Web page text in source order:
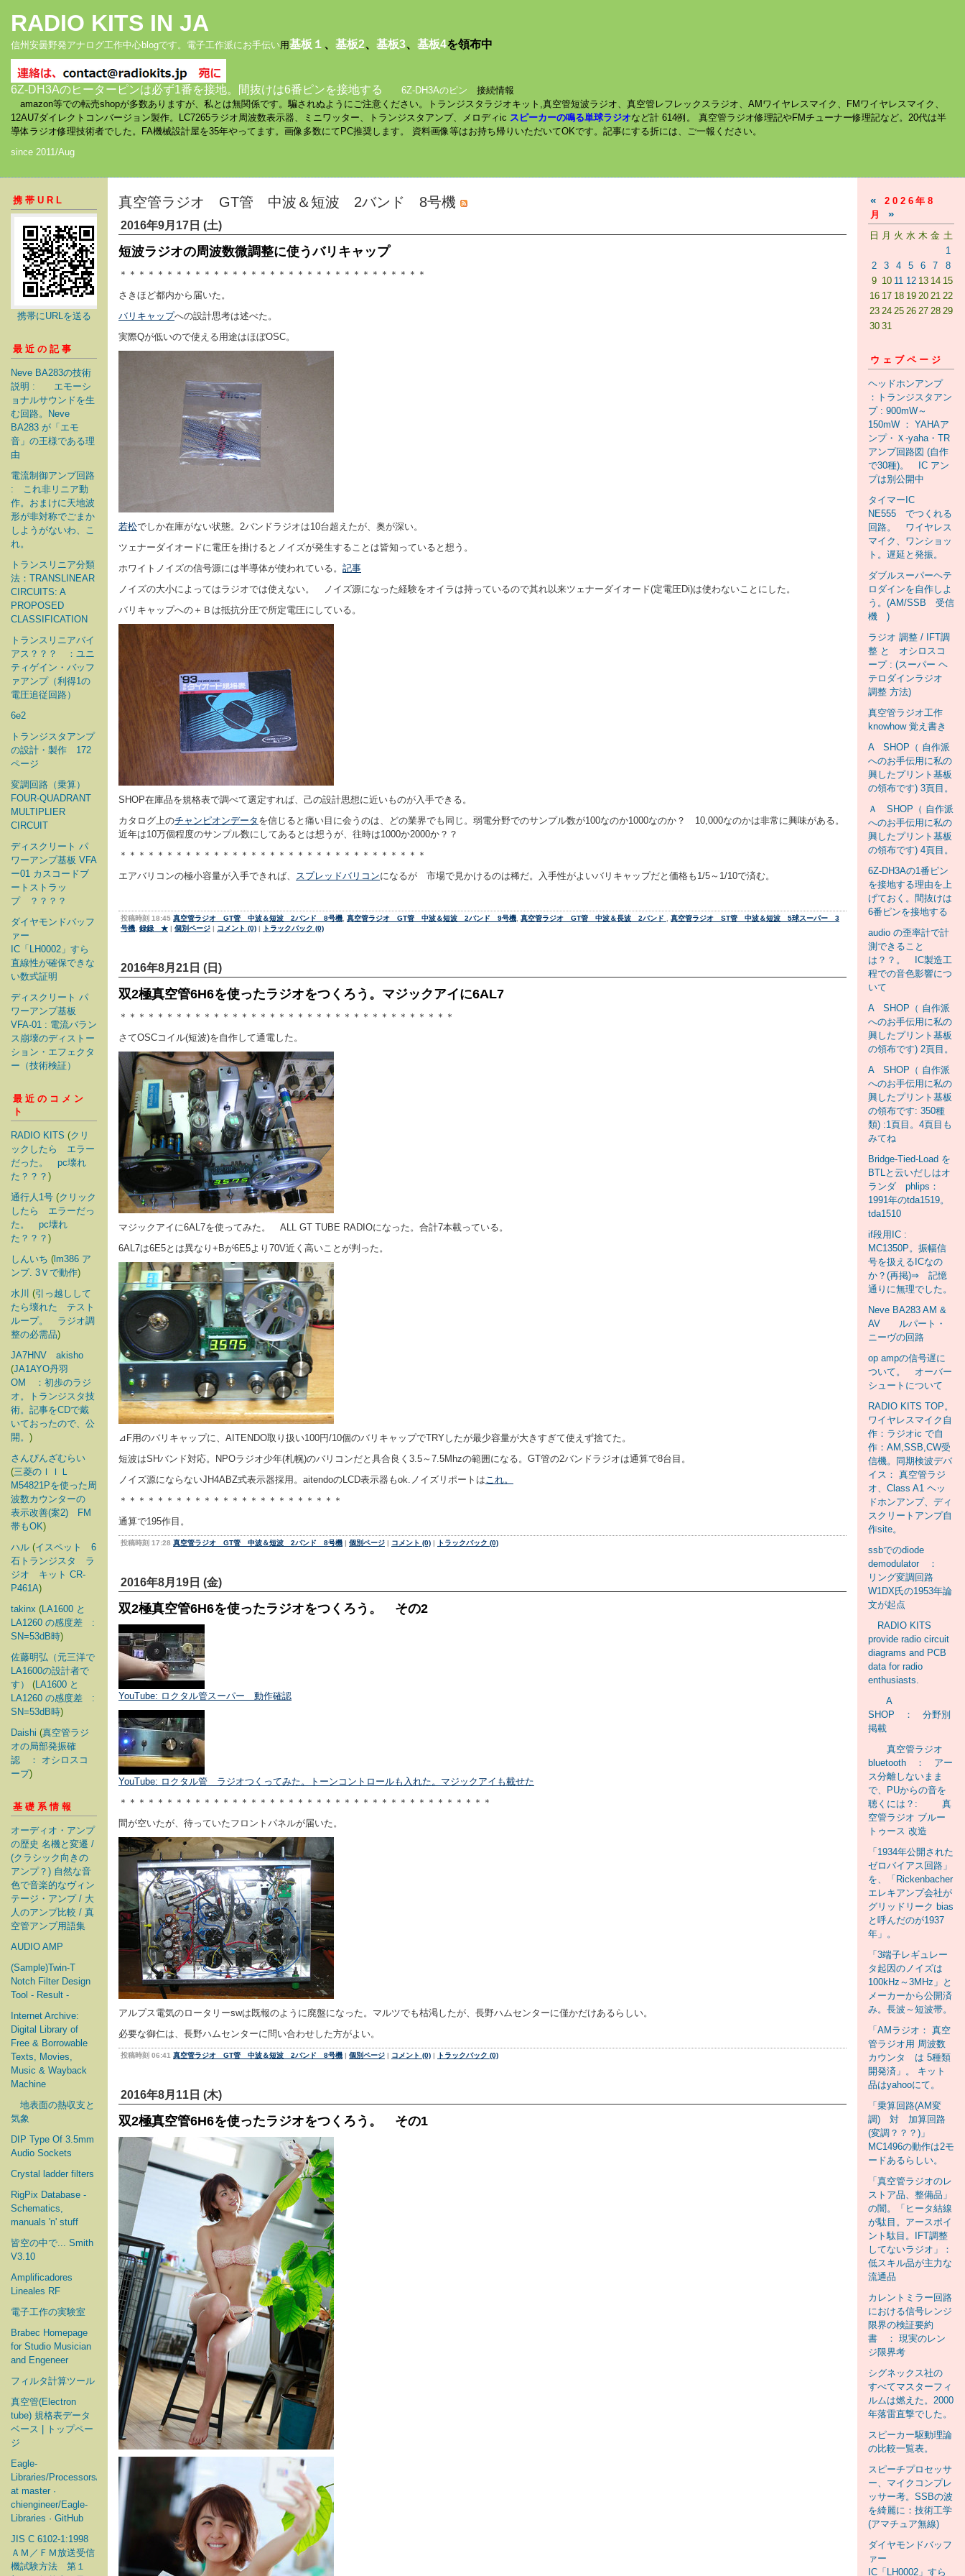
RADIO KITS IN JA
信州安曇野発アナログ工作中心blogです。電子工作派にお手伝い用基板１ 、 基板2、 基板3、 基板4を領布中
6Z-DH3Aのヒーターピンは必ず1番を接地。間抜けは6番ピンを接地する 6Z-DH3Aのピン 接続情報
amazon等での転売shopが多数ありますが、私とは無関係です。騙されぬようにご注意ください。トランジスタラジオキット,真空管短波ラジオ、真空管レフレックスラジオ、AMワイヤレスマイク、FMワイヤレスマイク、
12AU7ダイレクトコンバージョン製作。LC7265ラジオ周波数表示器、ミニワッター、トランジスタアンプ、メロディic スピーカーの鳴る単球ラジオなど計 614例。 真空管ラジオ修理記やFMチューナー修理記など。20代は半
導体ラジオ修理技術者でした。FA機械設計屋を35年やってます。画像多数にてPC推奨します。 資料画像等はお持ち帰りいただいてOKです。記事にする折には、ご一報ください。
since 2011/Aug
携帯URL
携帯にURLを送る
最近の記事
Neve BA283の技術
説明 : エモーシ
ョナルサウンドを生
む回路。Neve
BA283 が「エモ
音」の王様である理
由
電流制御アンプ回路
: これ非リニア動
作。おまけに天地波
形が非対称でごまか
しようがないわ、こ
れ。
トランスリニア分類
法：TRANSLINEAR
CIRCUITS: A
PROPOSED
CLASSIFICATION
トランスリニアバイ
アス？？？ ：ユニ
ティゲイン・バッフ
ァアンプ（利得1の
電圧追従回路）
6e2
トランジスタアンプ
の設計・製作 172
ページ
変調回路（乗算）
FOUR-QUADRANT
MULTIPLIER
CIRCUIT
ディスクリート パ
ワーアンプ基板 VFA
ー01 カスコードブ
ートストラッ
プ ？？？？
ダイヤモンドバッフ
ァー
IC「LH0002」すら
直線性が確保できな
い数式証明
ディスクリート パ
ワーアンプ基板
VFA-01 : 電流バラン
ス崩壊のディストー
ション・エフェクタ
ー（技術検証）
最近のコメン
ト
RADIO KITS (クリ
ックしたら エラー
だった。 pc壊れ
た？？？ )
通行人1号 (クリック
したら エラーだっ
た。 pc壊れ
た？？？ )
しんいち ( lm386 ア
ンプ. 3Ｖで動作)
水川 (引っ越しして
たら壊れた テスト
ループ。 ラジオ調
整の必需品)
JA7HNV akisho
(JA1AYO丹羽
OM ：初歩のラジ
オ。トランジスタ技
術。記事をCDで戴
いておったので、公
開。 )
さんぴんざむらい
(三菱のＩＩＬ
M54821Pを使った周
波数カウンターの
表示改善(案2) FM
帯もOK)
ハル (イスペット 6
石トランジスタ ラ
ジオ キット CR-
P461A)
takinx (LA1600 と
LA1260 の感度差 :
SN=53dB時)
佐藤明弘（元三洋で
LA1600の設計者で
す）
(LA1600 と
LA1260 の感度差 :
SN=53dB時)
Daishi (真空管ラジ
オの局部発振確
認 ： オシロスコ
ープ)
基礎系情報
オーディオ・アンプ
の歴史 名機と変遷 /
(クラシック向きの
アンプ？) 自然な音
色で音楽的なヴィン
テージ・アンプ / 大
人のアンプ比較 / 真
空管アンプ用語集
AUDIO AMP
(Sample)Twin-T
Notch Filter Design
Tool - Result -
Internet Archive:
Digital Library of
Free & Borrowable
Texts, Movies,
Music & Wayback
Machine
地表面の熱収支と
気象
DIP Type Of 3.5mm
Audio Sockets
Crystal ladder filters
RigPix Database -
Schematics,
manuals 'n' stuff
皆空の中で... Smith
V3.10
Amplificadores
Lineales RF
電子工作の実験室
Brabec Homepage
for Studio Musician
and Engeneer
フィルタ計算ツール
真空管(Electron
tube) 規格表データ
ベース | トップペー
ジ
Eagle-
Libraries/Processors/Microchip
at master ·
chiengineer/Eagle-
Libraries · GitHub
JIS C 6102-1:1998
ＡＭ／ＦＭ放送受信
機試験方法 第１
真空管ラジオ GT管 中波＆短波 2バンド 8号機
2016年9月17日 (土)
短波ラジオの周波数微調整に使うバリキャップ
＊＊＊＊＊＊＊＊＊＊＊＊＊＊＊＊＊＊＊＊＊＊＊＊＊＊＊＊＊＊＊＊＊
さきほど都内から届いた。
バリキャップへの設計思考は述べた。
実際Qが低いので使える用途はほぼOSC。
若松でしか在庫がない状態。2バンドラジオは10台超えたが、奥が深い。
ツェナーダイオードに電圧を掛けるとノイズが発生することは皆知っていると想う。
ホワイトノイズの信号源には半導体が使われている。 記事
ノイズの大小によってはラジオでは使えない。 ノイズ源になった経験をオイラは持っているので其れ以来ツェナーダイオード(定電圧Di)は使わないことにした。
バリキャップへの＋Ｂは抵抗分圧で所定電圧にしている。
SHOP在庫品を規格表で調べて選定すれば、己の設計思想に近いものが入手できる。
カタログ上のチャンピオンデータ を信じると痛い目に会うのは、どの業界でも同じ。弱電分野でのサンプル数が100なのか1000なのか？ 10,000なのかは非常に興味がある。
近年は10万個程度のサンプル数にしてあるとは想うが、往時は1000か2000か？？
＊＊＊＊＊＊＊＊＊＊＊＊＊＊＊＊＊＊＊＊＊＊＊＊＊＊＊＊＊＊＊＊＊
エアバリコンの極小容量が入手できれば、 スプレッドバリコンになるが 市場で見かけるのは稀だ。入手性がよいバリキャップだと価格も1/5～1/10で済む。
投稿時刻 18:45 真空管ラジオ GT管 中波＆短波 2バンド 8号機 真空管ラジオ GT管 中波＆短波 2バンド 9号機 真空管ラジオ GT管 中波＆長波 2バンド
真空管ラジオ ST管 中波＆短波 5球スーパー 3
号機 録録 ★ | 個別ページ | コメント (0) | トラックバック (0)
2016年8月21日 (日)
双2極真空管6H6を使ったラジオをつくろう。マジックアイに6AL7
＊＊＊＊＊＊＊＊＊＊＊＊＊＊＊＊＊＊＊＊＊＊＊＊＊＊＊＊＊＊＊＊＊＊＊＊
さてOSCコイル(短波)を自作して通電した。
マジックアイに6AL7を使ってみた。 ALL GT TUBE RADIOになった。合計7本載っている。
6AL7は6E5とは異なり+Bが6E5より70V近く高いことが判った。
⊿F用のバリキャップに、AITENDO取り扱い100円/10個のバリキャップでTRYしたが最少容量が大きすぎて使えず捨てた。
短波はSHバンド対応。NPOラジオ少年(札幌)のバリコンだと具合良く3.5～7.5Mhzの範囲になる。GT管の2バンドラジオは通算で8台目。
ノイズ源にならないJH4ABZ式表示器採用。aitendoのLCD表示器もok.ノイズリポートはこれ。
＊＊＊＊＊＊＊＊＊＊＊＊＊＊＊＊＊＊＊＊＊＊＊＊
通算で195作目。
投稿時刻 17:28 真空管ラジオ GT管 中波＆短波 2バンド 8号機 | 個別ページ | コメント (0) | トラックバック (0)
2016年8月19日 (金)
双2極真空管6H6を使ったラジオをつくろう。 その2
YouTube: ロクタル管スーパー 動作確認
YouTube: ロクタル管 ラジオつくってみた。トーンコントロールも入れた。マジックアイも載せた
＊＊＊＊＊＊＊＊＊＊＊＊＊＊＊＊＊＊＊＊＊＊＊＊＊＊＊＊＊＊＊＊＊＊＊＊＊＊＊＊
間が空いたが、待っていたフロントパネルが届いた。
アルプス電気のロータリーswは既報のように廃盤になった。マルツでも枯渇したが、長野ハムセンターに僅かだけあるらしい。
必要な御仁は、長野ハムセンターに問い合わせした方がよい。
投稿時刻 06:41 真空管ラジオ GT管 中波＆短波 2バンド 8号機 | 個別ページ | コメント (0) | トラックバック (0)
2016年8月11日 (木)
双2極真空管6H6を使ったラジオをつくろう。 その1
« 2026年8
月
»
日 月 火 水 木 金 土
1
2
3 4 5 6 7
8
9 10 11 12 13 14 15
16 17 18 19 20 21 22
23 24 25 26 27 28 29
30 31
ウェブページ
ヘッドホンアンプ
：トランジスタアン
プ : 900mW～
150mW ： YAHAア
ンプ・Ｘ-yaha・TR
アンプ回路図 (自作
で30種)。 IC アン
プは別公開中
タイマーIC
NE555 でつくれる
回路。 ワイヤレス
マイク、ワンショッ
ト。遅延と発振。
ダブルスーパーヘテ
ロダインを自作しよ
う。(AM/SSB 受信
機 )
ラジオ 調整 / IFT調
整 と オシロスコ
ープ : (スーパー ヘ
テロダインラジオ
調整 方法)
真空管ラジオ工作
knowhow 覚え書き
A SHOP（ 自作派
へのお手伝用に私の
興したプリント基板
の領布です) 3頁目。
Ａ SHOP（ 自作派
へのお手伝用に私の
興したプリント基板
の領布です) 4頁目。
6Z-DH3Aの1番ピン
を接地する理由を上
げておく。間抜けは
6番ピンを接地する
audio の歪率計で計
測できること
は？？。 IC製造工
程での音色影響につ
いて
A SHOP（ 自作派
へのお手伝用に私の
興したプリント基板
の領布です) 2頁目。
A SHOP（ 自作派
へのお手伝用に私の
興したプリント基板
の領布です: 350種
類) :1頁目。4頁目も
みてね
Bridge-Tied-Load を
BTLと云いだしはオ
ランダ phlips：
1991年のtda1519。
tda1510
if段用IC :
MC1350P。振幅信
号を扱えるICなの
か？(再掲)⇒ 記憶
通りに無理でした。
Neve BA283 AM &
AV ルパート・
ニーヴの回路
op ampの信号遅に
ついて。 オーバー
シュートについて
RADIO KITS TOP。
ワイヤレスマイク自
作：ラジオic で自
作：AM,SSB,CW受
信機。同期検波デバ
イス： 真空管ラジ
オ、Class A1 ヘッ
ドホンアンプ、ディ
スクリートアンプ自
作site。
ssbでのdiode
demodulator ：
リング変調回路
W1DX氏の1953年論
文が起点
RADIO KITS
provide radio circuit
diagrams and PCB
data for radio
enthusiasts.
A
SHOP ： 分野別
掲載
真空管ラジオ
bluetooth ： アー
ス分離しないまま
で、PUからの音を
聴くには？: 真
空管ラジオ ブルー
トゥース 改造
「1934年公開された
ゼロバイアス回路」
を、「Rickenbacher
エレキアンプ会社が
グリッドリーク bias
と呼んだのが1937
年」。
「3端子レギュレー
タ起因のノイズは
100kHz～3MHz」と
メーカーから公開済
み。長波～短波帯。
「AMラジオ： 真空
管ラジオ用 周波数
カウンタ は 5種類
開発済」。 キット
品はyahooにて。
「乗算回路(AM変
調) 対 加算回路
(変調？？？)」
MC1496の動作は2モ
ードあるらしい。
「真空管ラジオのレ
ストア品、整備品」
の闇。「ヒータ結線
が駄目。アースポイ
ント駄目。IFT調整
してないラジオ」：
低スキル品が主力な
流通品
カレントミラー回路
における信号レンジ
限界の検証要約
書 ： 現実のレン
ジ限界考
シグネックス社の
すべてマスターフィ
ルムは燃えた。2000
年落雷直撃でした。
スピーカー駆動理論
の比較一覧表。
スピーチプロセッサ
ー、マイクコンプレ
ッサー考。SSBの波
を綺麗に：技術工学
(アマチュア無線)
ダイヤモンドバッフ
ァー
IC「LH0002」すら